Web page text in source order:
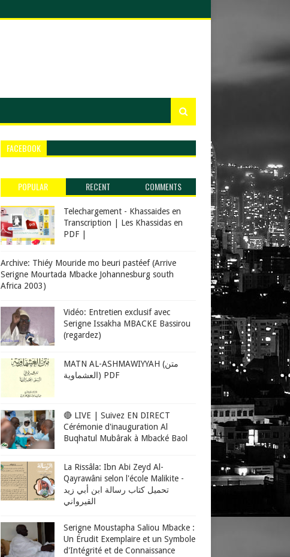
FACEBOOK
POPULAR RECENT COMMENTS
Telechargement - Khassaides en
Transcription | Les Khassidas en
PDF |
Archive: Thiéy Mouride mo beuri pastéef (Arrive
Serigne Mourtada Mbacke Johannesburg south
Africa 2003)
Vidéo: Entretien exclusif avec
Serigne Issakha MBACKE Bassirou
(regardez)
MATN AL-ASHMAWIYYAH (متن
العشماوية) PDF
🔴 LIVE | Suivez EN DIRECT
Cérémonie d'inauguration Al
Buqhatul Mubârak à Mbacké Baol
La Rissâla: Ibn Abi Zeyd Al-
Qayrawâni selon l'école Malikite -
تحميل كتاب رسالة ابن أبي زيد
القيرواني
Serigne Moustapha Saliou Mbacke :
Un Érudit Exemplaire et un Symbole
d'Intégrité et de Connaissance